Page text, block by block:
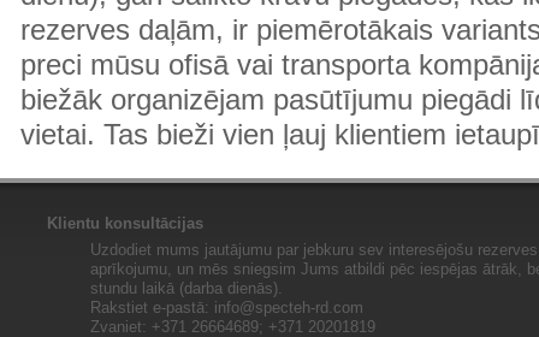
rezerves daļām, ir piemērotākais
preci mūsu ofisā vai transporta
biežāk organizējam pasūtījumu piegādi
vietai. Tas bieži vien ļauj klientiem
Klientu konsultācijas
Uzdodiet mums jautājumu par jebkuru sev interesējošu
aprīkojumu, un mēs sniegsim Jums atbildi pēc iespējas ātrāk,
stundu laikā (darba dienās).
Rakstiet e-pastā: info@specteh-rd.com
Zvaniet: +371 26664689; +371 20201819